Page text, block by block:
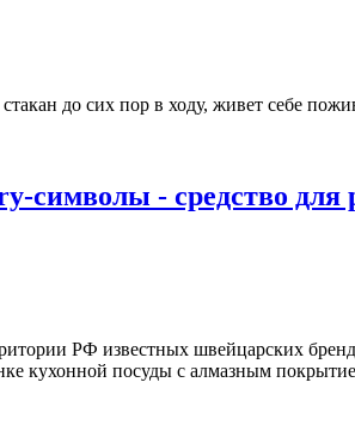
до сих пор в ходу, живет себе
символы - средство
РФ известных швейцарских
кухонной посуды с алмазным